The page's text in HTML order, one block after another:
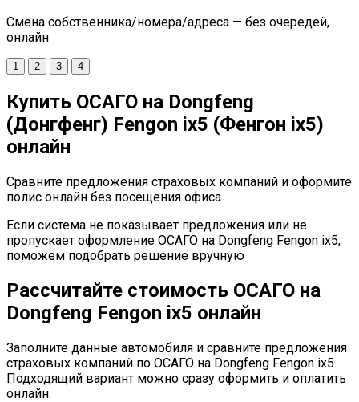
Смена собственника/номера/адреса — без очередей,
онлайн
1 2 3 4
Купить ОСАГО на Dongfeng
(Донгфенг) Fengon ix5 (Фенгон ix5)
онлайн
Сравните предложения страховых компаний и оформите
полис онлайн без посещения офиса
Если система не показывает предложения или не
пропускает оформление ОСАГО на Dongfeng Fengon ix5,
поможем подобрать решение вручную
Рассчитайте стоимость ОСАГО на
Dongfeng Fengon ix5 онлайн
Заполните данные автомобиля и сравните предложения
страховых компаний по ОСАГО на Dongfeng Fengon ix5.
Подходящий вариант можно сразу оформить и оплатить
онлайн.